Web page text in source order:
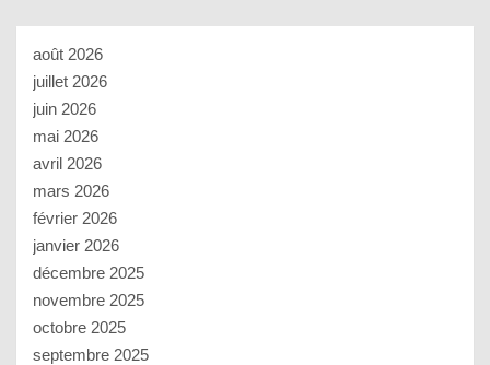
août 2026
juillet 2026
juin 2026
mai 2026
avril 2026
mars 2026
février 2026
janvier 2026
décembre 2025
novembre 2025
octobre 2025
septembre 2025